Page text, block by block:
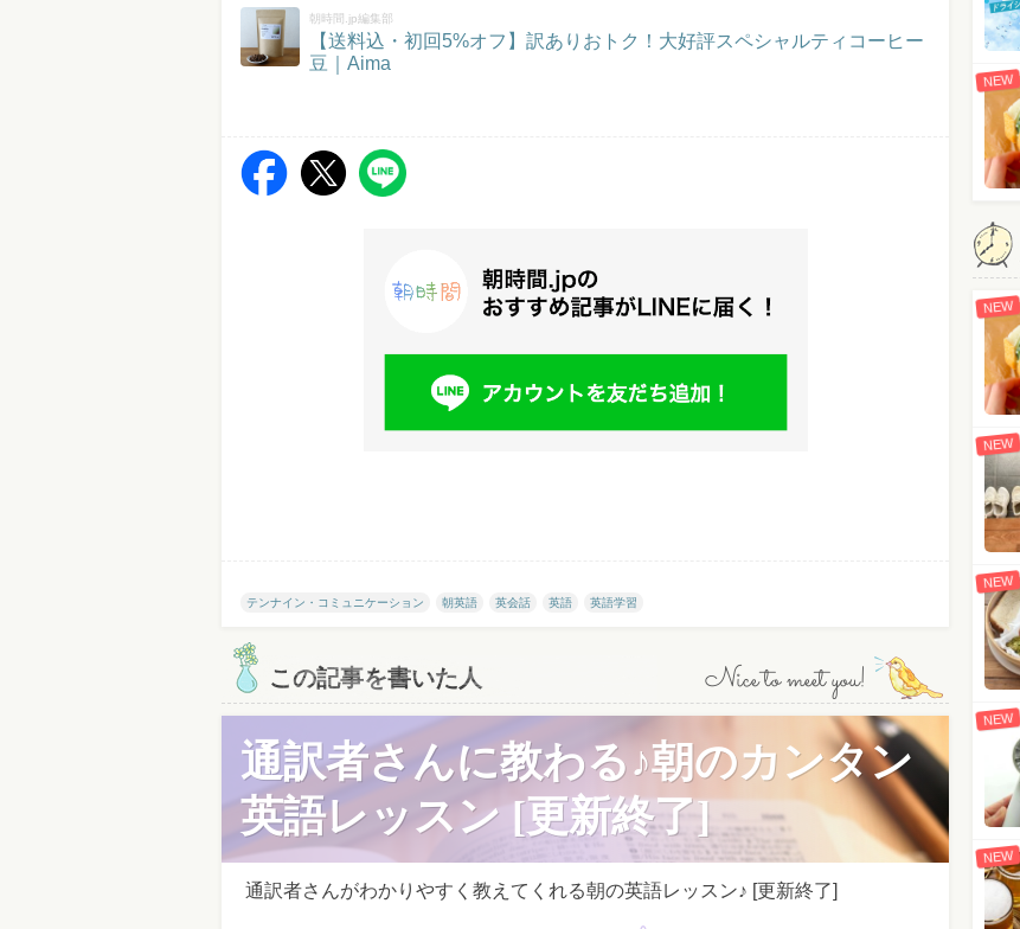
朝時間.jp編集部
【送料込・初回5%オフ】訳ありおトク！大好評スペシャルティコーヒー
豆｜Aima
テンナイン・コミュニケーション 朝英語 英会話 英語 英語学習
この記事を書いた人 Nice to meet you!
通訳者さんに教わる♪朝のカンタン
英語レッスン [更新終了]
通訳者さんがわかりやすく教えてくれる朝の英語レッスン♪ [更新終了]
NEW
NEW
NEW
NEW
NEW
NEW